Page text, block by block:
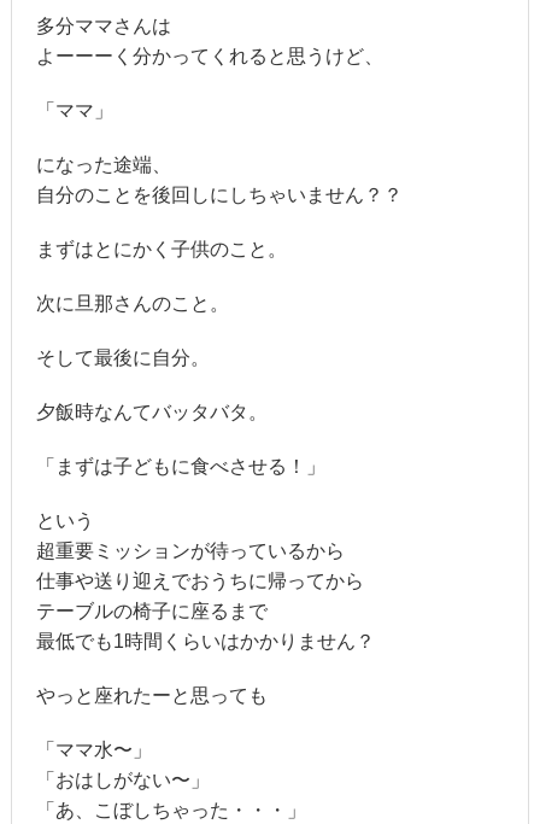
多分ママさんは
よーーーく分かってくれると思うけど、
「ママ」
になった途端、
自分のことを後回しにしちゃいません？？
まずはとにかく子供のこと。
次に旦那さんのこと。
そして最後に自分。
夕飯時なんてバッタバタ。
「まずは子どもに食べさせる！」
という
超重要ミッションが待っているから
仕事や送り迎えでおうちに帰ってから
テーブルの椅子に座るまで
最低でも1時間くらいはかかりません？
やっと座れたーと思っても
「ママ水〜」
「おはしがない〜」
「あ、こぼしちゃった・・・」